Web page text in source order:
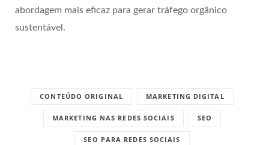
abordagem mais eficaz para gerar tráfego orgânico
sustentável.
CONTEÚDO ORIGINAL MARKETING DIGITAL
MARKETING NAS REDES SOCIAIS SEO
SEO PARA REDES SOCIAIS